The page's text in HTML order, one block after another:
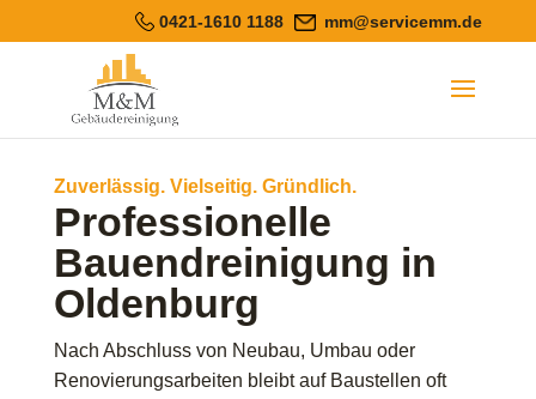
0421-1610 1188 mm@servicemm.de
Zuverlässig. Vielseitig. Gründlich.
Professionelle
Bauendreinigung in
Oldenburg
Nach Abschluss von Neubau, Umbau oder
Renovierungsarbeiten bleibt auf Baustellen oft